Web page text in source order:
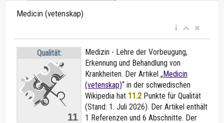
Medicin (vetenskap)
Qualität:
11
Medizin - Lehre der Vorbeugung,
Erkennung und Behandlung von
Krankheiten. Der Artikel „Medicin
(vetenskap)“ in der schwedischen
Wikipedia hat 11.2 Punkte für Qualität
(Stand: 1. Juli 2026). Der Artikel enthält
1 Referenzen und 6 Abschnitte. Der